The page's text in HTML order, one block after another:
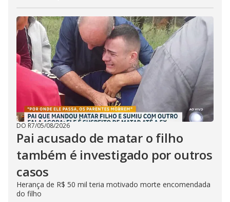
DO R7/05/08/2026
Pai acusado de matar o filho
também é investigado por outros
casos
Herança de R$ 50 mil teria motivado morte encomendada
do filho